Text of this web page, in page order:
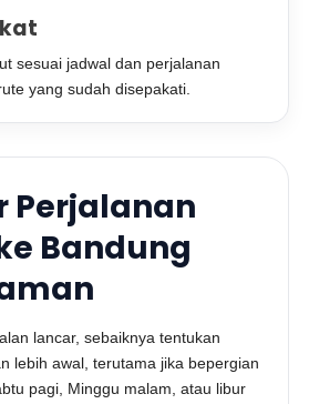
sesuai jadwal dan perjalanan
yang sudah disepakati.
Perjalanan
Bandung
lancar, sebaiknya tentukan
lebih awal, terutama jika bepergian
pagi, Minggu malam, atau libur